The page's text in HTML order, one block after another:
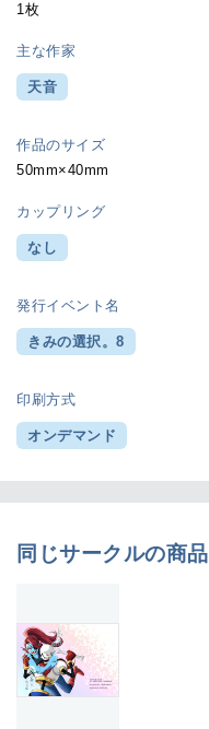
1枚
主な作家
天音
作品のサイズ
50mm×40mm
カップリング
なし
発行イベント名
きみの選択。8
印刷方式
オンデマンド
同じサークルの商品